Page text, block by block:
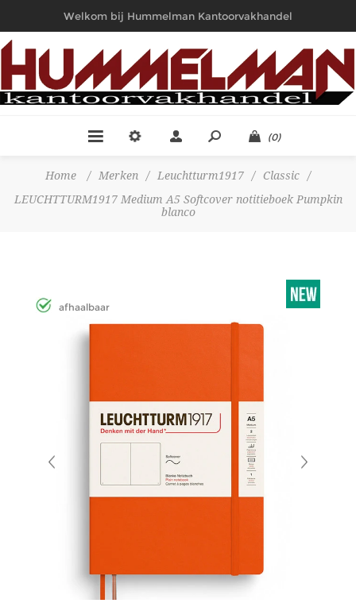
Welkom bij Hummelman Kantoorvakhandel
(0)
Home / Merken / Leuchtturm1917 / Classic
/
LEUCHTTURM1917 Medium A5 Softcover notitieboek Pumpkin
blanco
afhaalbaar